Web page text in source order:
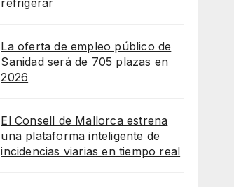
refrigerar
La oferta de empleo público de
Sanidad será de 705 plazas en
2026
El Consell de Mallorca estrena
una plataforma inteligente de
incidencias viarias en tiempo real